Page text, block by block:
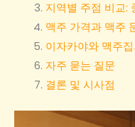
지역별 주점 비교:
맥주 가격과 맥주
이자카야와 맥주
자주 묻는 질문
결론 및 시사점